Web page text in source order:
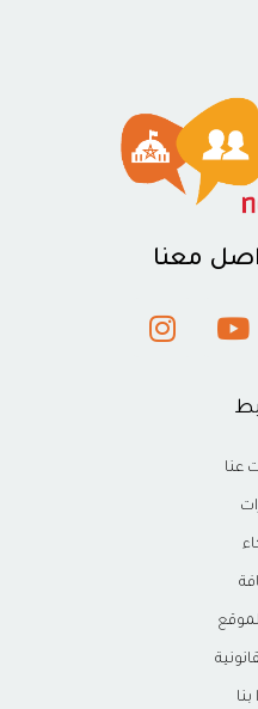
معنا
عنا